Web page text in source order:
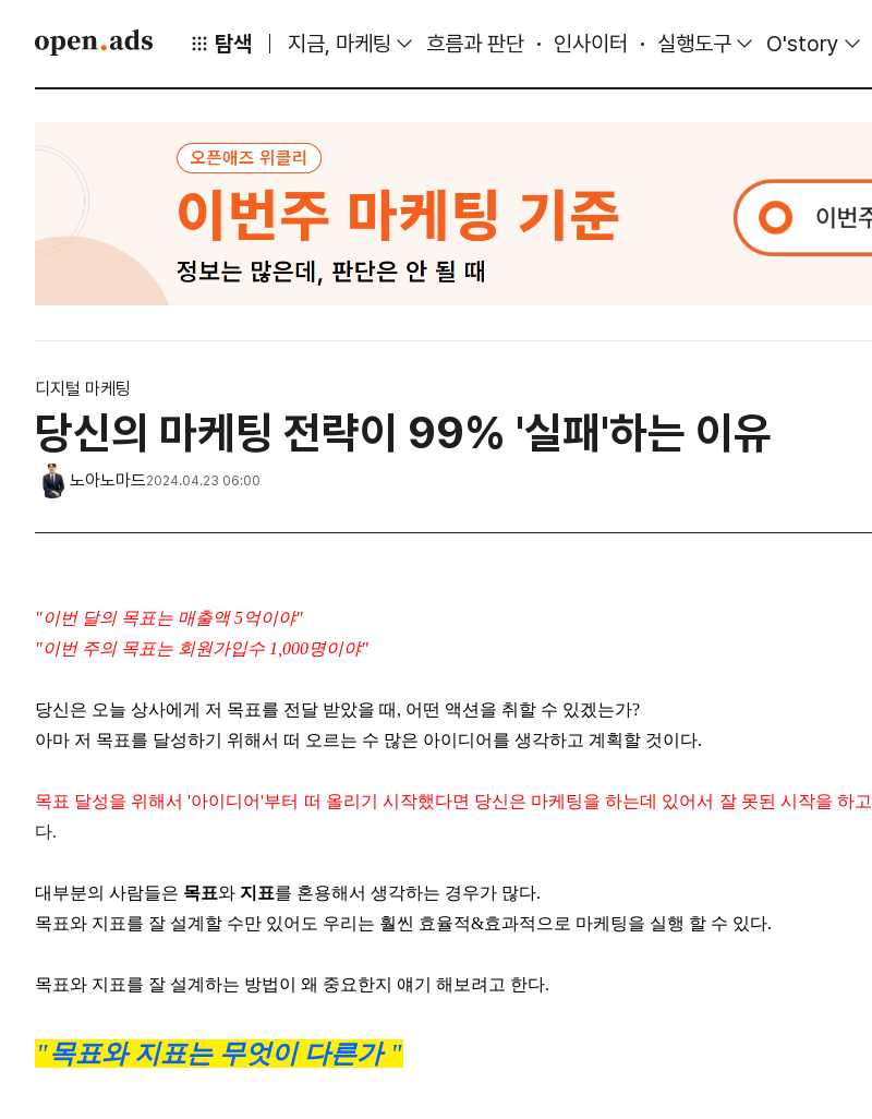
탐색 지금, 마케팅 흐름과 판단 인사이터 실행도구 O'story
디지털 마케팅
당신의 마케팅 전략이 99% '실패'하는 이유
노아노마드2024.04.23 06:00
"이번 달의 목표는 매출액 5억이야"
"이번 주의 목표는 회원가입수 1,000명이야"
당신은 오늘 상사에게 저 목표를 전달 받았을 때, 어떤 액션을 취할 수 있겠는가?
아마 저 목표를 달성하기 위해서 떠 오르는 수 많은 아이디어를 생각하고 계획할 것이다.
목표 달성을 위해서 '아이디어'부터 떠 올리기 시작했다면 당신은 마케팅을 하는데 있어서 잘 못된 시작을 하
다.
대부분의 사람들은 목표와 지표를 혼용해서 생각하는 경우가 많다.
목표와 지표를 잘 설계할 수만 있어도 우리는 훨씬 효율적&효과적으로 마케팅을 실행 할 수 있다.
목표와 지표를 잘 설계하는 방법이 왜 중요한지 얘기 해보려고 한다.
"목표와 지표는 무엇이 다른가 "